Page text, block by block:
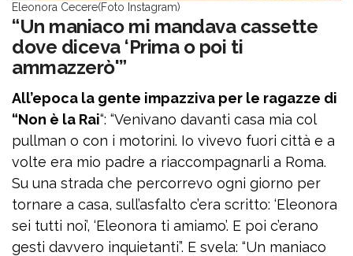
Eleonora Cecere(Foto Instagram)
“Un maniaco mi mandava cassette
dove diceva ‘Prima o poi ti
ammazzerò'”
All’epoca la gente impazziva per le ragazze di
“Non è la Rai“: “Venivano davanti casa mia col
pullman o con i motorini. Io vivevo fuori città e a
volte era mio padre a riaccompagnarli a Roma.
Su una strada che percorrevo ogni giorno per
tornare a casa, sull’asfalto c’era scritto: ‘Eleonora
sei tutti noi’, ‘Eleonora ti amiamo’. E poi c’erano
gesti davvero inquietanti”. E svela: “Un maniaco